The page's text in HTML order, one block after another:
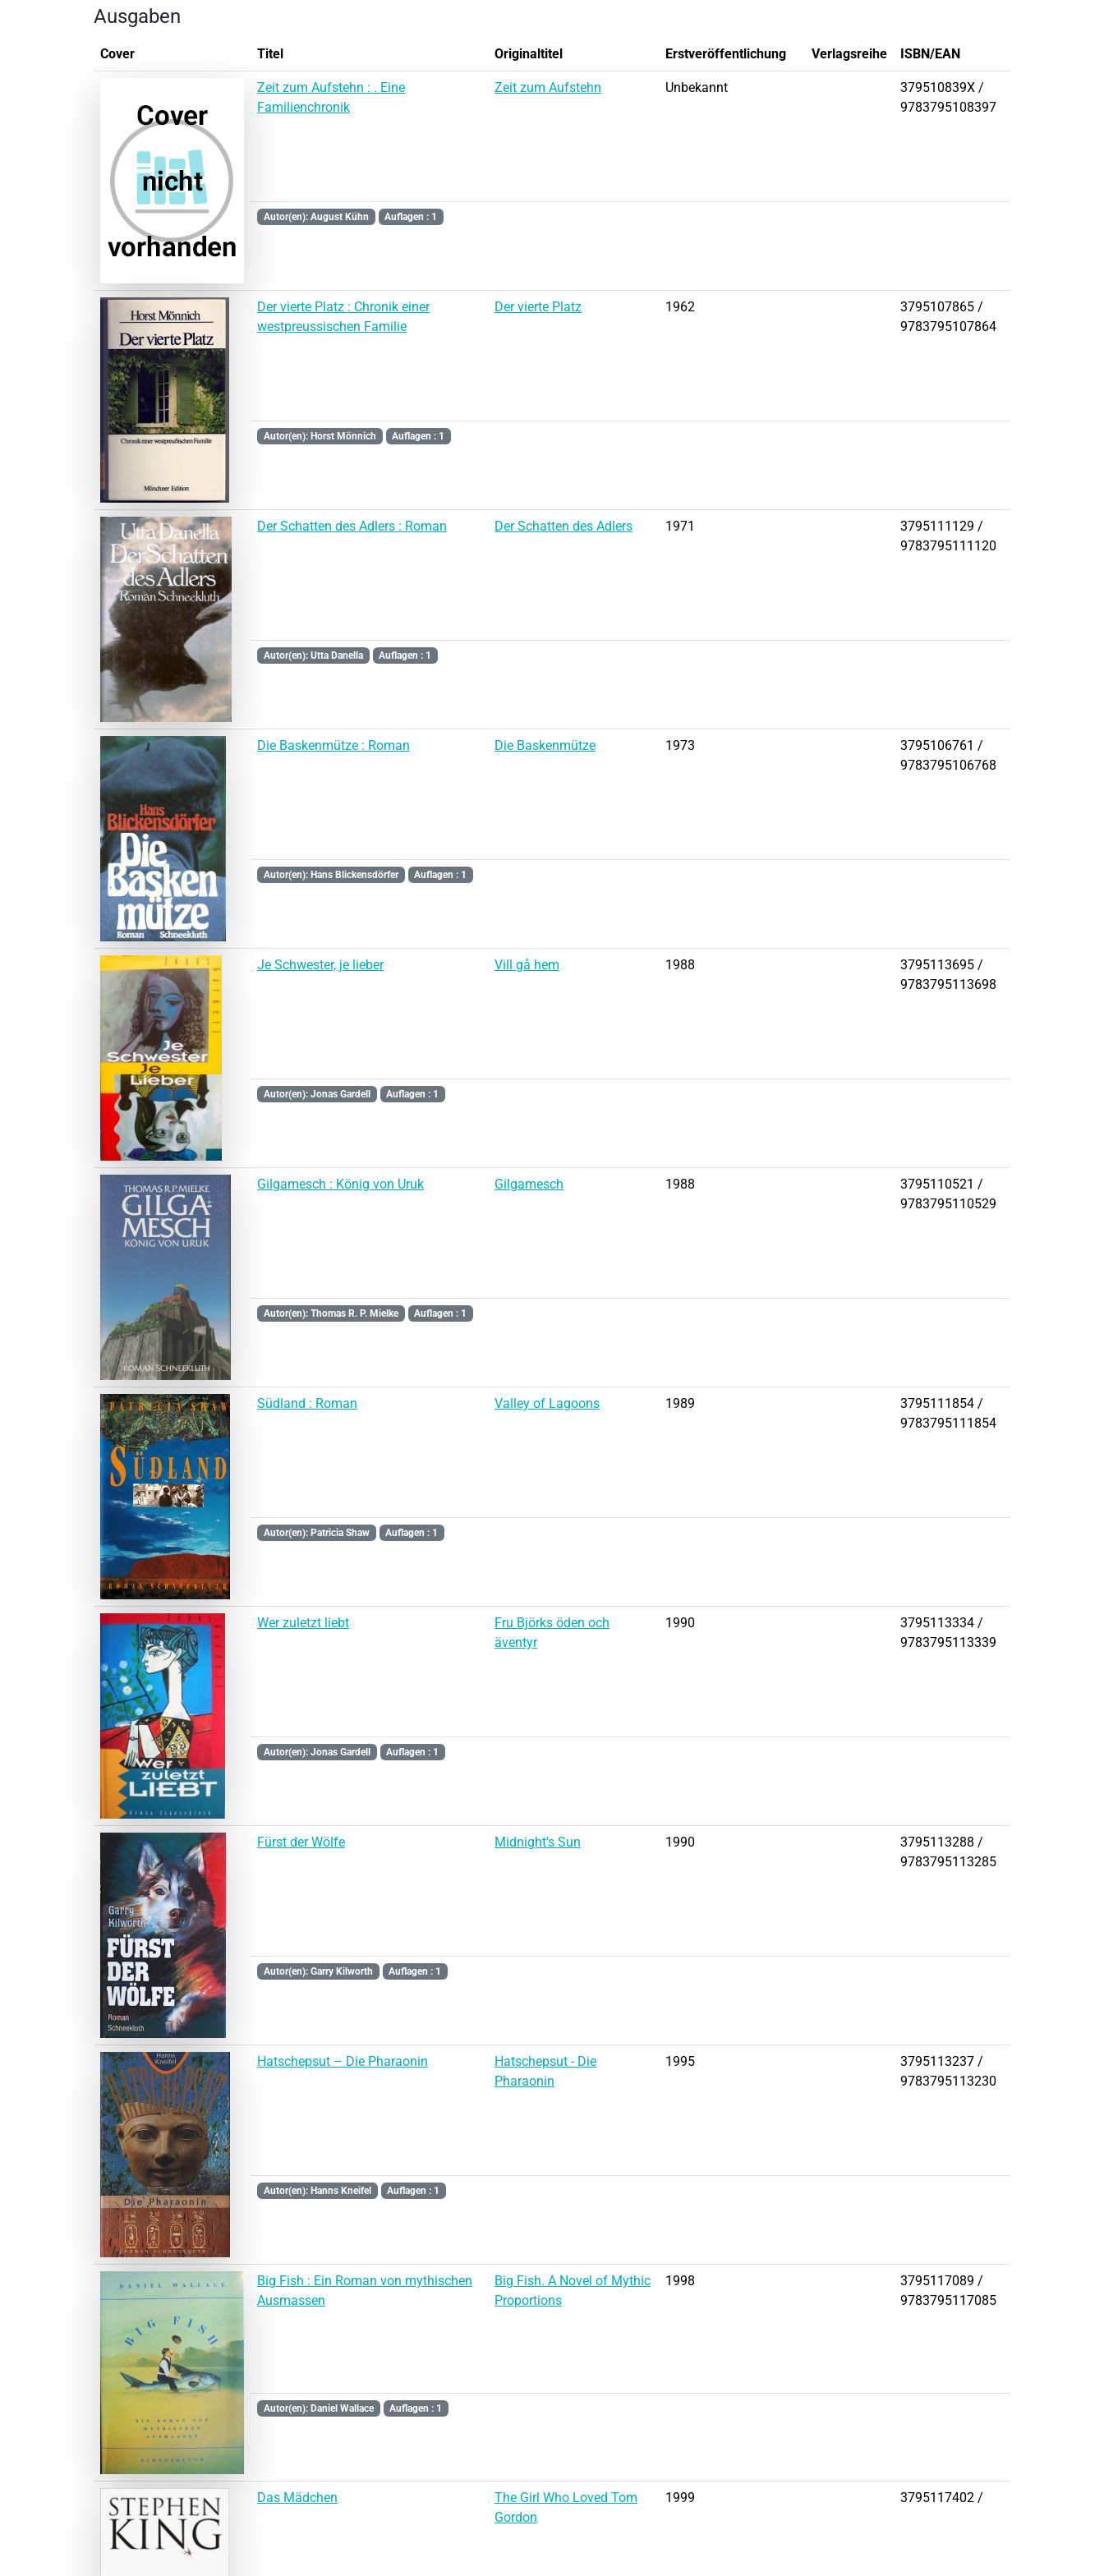
Ausgaben
Cover Titel Originaltitel Erstveröffentlichung Verlagsreihe ISBN/EAN
Zeit zum Aufstehn : . Eine
Familienchronik
Zeit zum Aufstehn Unbekannt
379510839X /
9783795108397
Autor(en): August Kühn Auflagen : 1
Der vierte Platz : Chronik einer
westpreussischen Familie
Der vierte Platz 1962
3795107865 /
9783795107864
Autor(en): Horst Mönnich Auflagen : 1
Der Schatten des Adlers : Roman Der Schatten des Adlers 1971
3795111129 /
9783795111120
Autor(en): Utta Danella Auflagen : 1
Die Baskenmütze : Roman Die Baskenmütze 1973
3795106761 /
9783795106768
Autor(en): Hans Blickensdörfer Auflagen : 1
Je Schwester, je lieber Vill gå hem 1988
3795113695 /
9783795113698
Autor(en): Jonas Gardell Auflagen : 1
Gilgamesch : König von Uruk Gilgamesch 1988
3795110521 /
9783795110529
Autor(en): Thomas R. P. Mielke Auflagen : 1
Südland : Roman Valley of Lagoons 1989
3795111854 /
9783795111854
Autor(en): Patricia Shaw Auflagen : 1
Wer zuletzt liebt
Fru Björks öden och
äventyr
1990
3795113334 /
9783795113339
Autor(en): Jonas Gardell Auflagen : 1
Fürst der Wölfe Midnight's Sun 1990
3795113288 /
9783795113285
Autor(en): Garry Kilworth Auflagen : 1
Hatschepsut – Die Pharaonin
Hatschepsut - Die
Pharaonin
1995
3795113237 /
9783795113230
Autor(en): Hanns Kneifel Auflagen : 1
Big Fish : Ein Roman von mythischen
Ausmassen
Big Fish. A Novel of Mythic
Proportions
1998
3795117089 /
9783795117085
Autor(en): Daniel Wallace Auflagen : 1
Das Mädchen
The Girl Who Loved Tom
Gordon
1999 3795117402 /